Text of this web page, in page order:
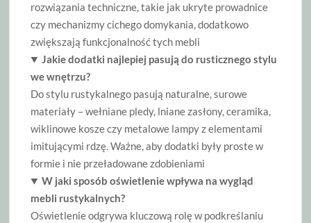
rozwiązania techniczne, takie jak ukryte prowadnice
czy mechanizmy cichego domykania, dodatkowo
zwiększają funkcjonalność tych mebli
Jakie dodatki najlepiej pasują do rusticznego stylu
we wnętrzu?
Do stylu rustykalnego pasują naturalne, surowe
materiały – wełniane pledy, lniane zasłony, ceramika,
wiklinowe kosze czy metalowe lampy z elementami
imitującymi rdzę. Ważne, aby dodatki były proste w
formie i nie przeładowane zdobieniami
W jaki sposób oświetlenie wpływa na wygląd
mebli rustykalnych?
Oświetlenie odgrywa kluczową rolę w podkreślaniu